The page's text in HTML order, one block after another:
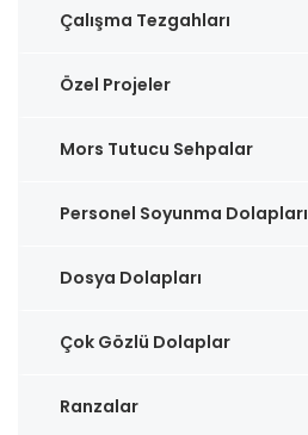
Çalışma Tezgahları
Özel Projeler
Mors Tutucu Sehpalar
Personel Soyunma Dolapları
Dosya Dolapları
Çok Gözlü Dolaplar
Ranzalar